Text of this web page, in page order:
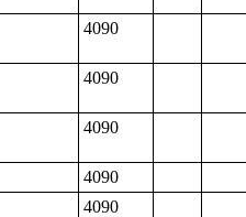
4090
4090
4090
4090
4090